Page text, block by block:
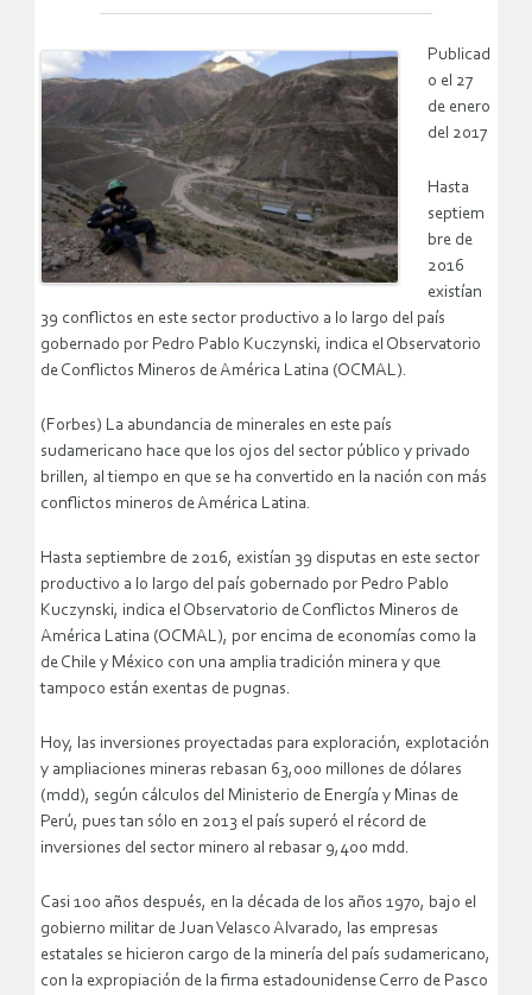
Publicad
o el 27
de enero
del 2017
Hasta
septiem
bre de
2016
existían
39 conflictos en este sector productivo a lo largo del país
gobernado por Pedro Pablo Kuczynski, indica el Observatorio
de Conflictos Mineros de América Latina (OCMAL).
(Forbes) La abundancia de minerales en este país
sudamericano hace que los ojos del sector público y privado
brillen, al tiempo en que se ha convertido en la nación con más
conflictos mineros de América Latina.
Hasta septiembre de 2016, existían 39 disputas en este sector
productivo a lo largo del país gobernado por Pedro Pablo
Kuczynski, indica el Observatorio de Conflictos Mineros de
América Latina (OCMAL), por encima de economías como la
de Chile y México con una amplia tradición minera y que
tampoco están exentas de pugnas.
Hoy, las inversiones proyectadas para exploración, explotación
y ampliaciones mineras rebasan 63,000 millones de dólares
(mdd), según cálculos del Ministerio de Energía y Minas de
Perú, pues tan sólo en 2013 el país superó el récord de
inversiones del sector minero al rebasar 9,400 mdd.
Casi 100 años después, en la década de los años 1970, bajo el
gobierno militar de Juan Velasco Alvarado, las empresas
estatales se hicieron cargo de la minería del país sudamericano,
con la expropiación de la firma estadounidense Cerro de Pasco